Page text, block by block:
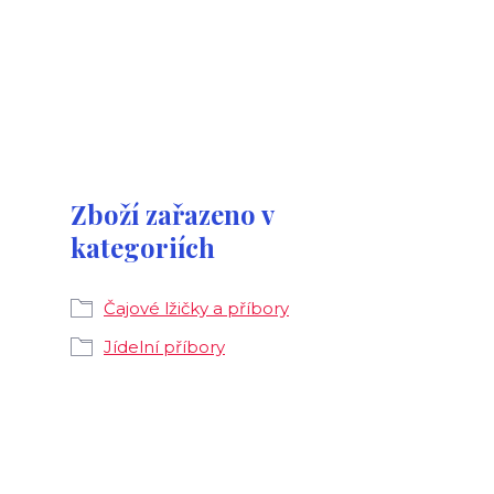
Zboží zařazeno v
kategoriích
Čajové lžičky a příbory
Jídelní příbory